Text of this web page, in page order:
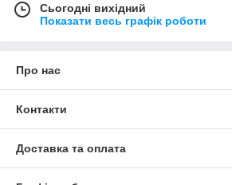
Сьогодні вихідний
Показати весь графік роботи
Про нас
Контакти
Доставка та оплата